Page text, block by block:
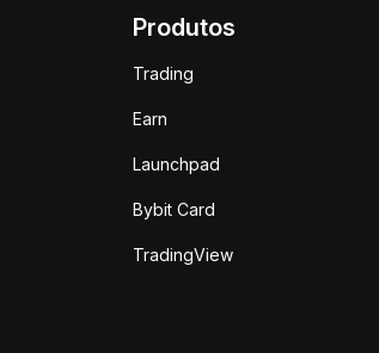
Produtos
Trading
Earn
Launchpad
Bybit Card
TradingView